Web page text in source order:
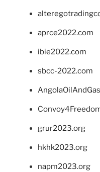
aprce2022.com
ibie2022.com
sbcc-2022.com
grur2023.org
hkhk2023.org
napm2023.org